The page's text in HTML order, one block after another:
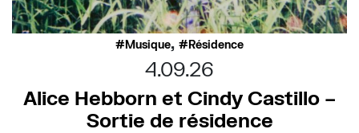
Musique, Résidence
4.09.26
Alice Hebborn et Cindy Castillo –
Sortie de résidence